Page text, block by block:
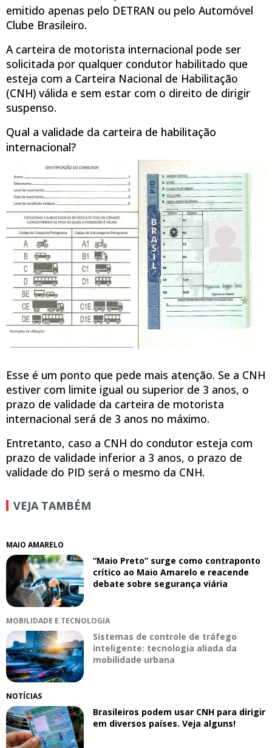
emitido apenas pelo DETRAN ou pelo Automóvel
Clube Brasileiro.
A carteira de motorista internacional pode ser
solicitada por qualquer condutor habilitado que
esteja com a Carteira Nacional de Habilitação
(CNH) válida e sem estar com o direito de dirigir
suspenso.
Qual a validade da carteira de habilitação
internacional?
Esse é um ponto que pede mais atenção. Se a CNH
estiver com limite igual ou superior de 3 anos, o
prazo de validade da carteira de motorista
internacional será de 3 anos no máximo.
Entretanto, caso a CNH do condutor esteja com
prazo de validade inferior a 3 anos, o prazo de
validade do PID será o mesmo da CNH.
VEJA TAMBÉM
MAIO AMARELO
“Maio Preto” surge como contraponto
crítico ao Maio Amarelo e reacende
debate sobre segurança viária
MOBILIDADE E TECNOLOGIA
Sistemas de controle de tráfego
inteligente: tecnologia aliada da
mobilidade urbana
NOTÍCIAS
Brasileiros podem usar CNH para dirigir
em diversos países. Veja alguns!